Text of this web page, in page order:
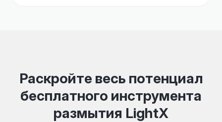
Раскройте весь потенциал
бесплатного инструмента
размытия LightX